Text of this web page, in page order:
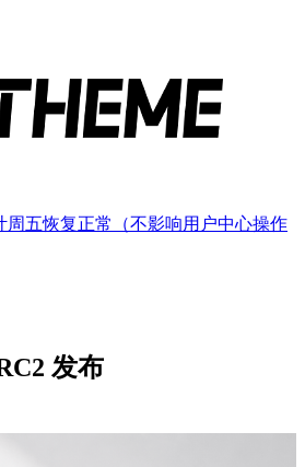
周五恢复正常（不影响用户中心操作
发布